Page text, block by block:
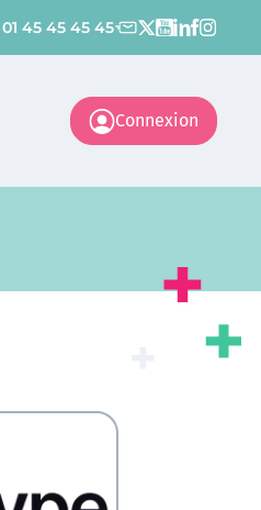
01 45 45 45 45
Connexion